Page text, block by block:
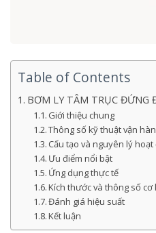
Table of Contents
BƠM LY TÂM TRỤC ĐỨNG
Giới thiệu chung
Thông số kỹ thuật vận
Cấu tạo và nguyên lý
Ưu điểm nổi bật
Ứng dụng thực tế
Kích thước và thông số cơ
Đánh giá hiệu suất
Kết luận